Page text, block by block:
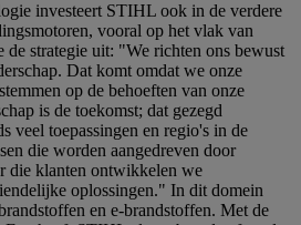
investeert STIHL ook in de verdere
vooral op het vlak van
de strategie uit: "We richten ons bewust
Dat komt omdat we onze
op de behoeften van onze
is de toekomst; dat gezegd
veel toepassingen en regio's in de
die worden aangedreven door
die klanten ontwikkelen we
oplossingen." In dit domein
en e-brandstoffen. Met de